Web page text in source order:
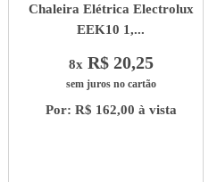
Chaleira Elétrica Electrolux
EEK10 1,...
8x R$ 20,25
sem juros no cartão
Por: R$ 162,00 à vista